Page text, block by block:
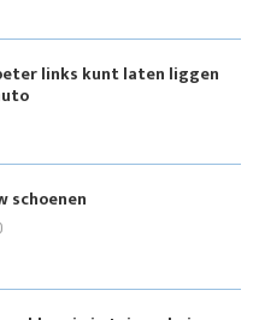
links kunt laten liggen
schoenen